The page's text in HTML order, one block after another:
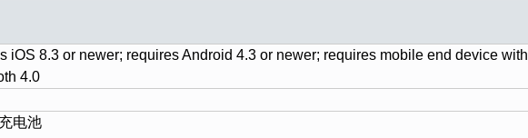
iOS 8.3 or newer; requires Android 4.3 or newer; requires mobile end device with
4.0
电池